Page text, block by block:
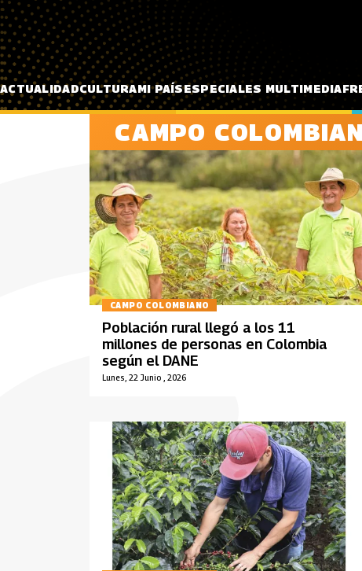
Pasar al contenido principal
ACTUALIDADCULTURAMI PAÍSESPECIALES MULTIMEDIA
CAMPO
CAMPO COLOMBIANO
Lunes, 22 Junio , 2026
Población rural llegó a los 11
millones de personas en Colombia
según el DANE